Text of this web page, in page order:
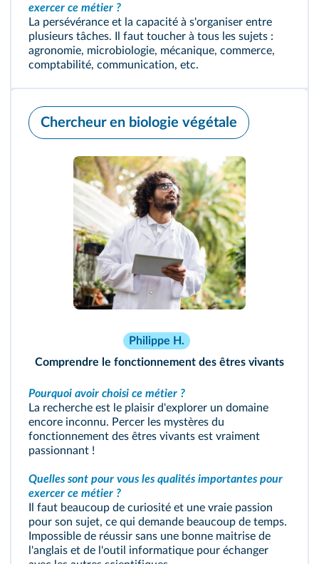
exercer ce métier ?
La persévérance et la capacité à s'organiser entre
plusieurs tâches. Il faut toucher à tous les sujets :
agronomie, microbiologie, mécanique, commerce,
comptabilité, communication, etc.
Chercheur en biologie végétale
Philippe H.
Comprendre le fonctionnement des êtres vivants
Pourquoi avoir choisi ce métier ?
La recherche est le plaisir d'explorer un domaine
encore inconnu. Percer les mystères du
fonctionnement des êtres vivants est vraiment
passionnant !
Quelles sont pour vous les qualités importantes pour
exercer ce métier ?
Il faut beaucoup de curiosité et une vraie passion
pour son sujet, ce qui demande beaucoup de temps.
Impossible de réussir sans une bonne maitrise de
l'anglais et de l'outil informatique pour échanger